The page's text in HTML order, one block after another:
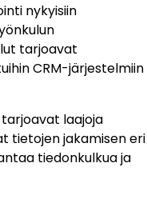
nykyisiin
tarjoavat
CRM-järjestelmiin
tarjoavat laajoja
tietojen jakamisen eri
tiedonkulkua ja